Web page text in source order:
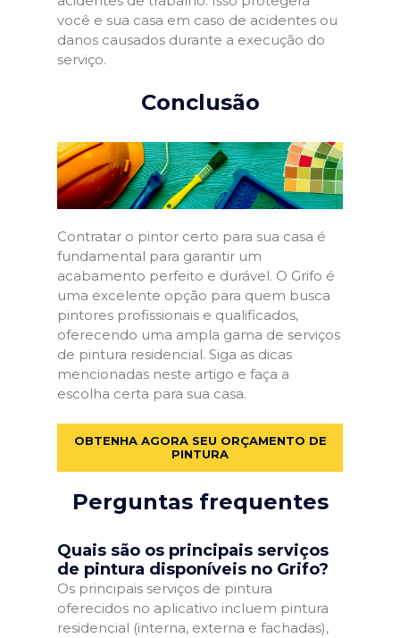
você e sua casa em caso de acidentes ou
danos causados durante a execução do
serviço.
Conclusão
Contratar o pintor certo para sua casa é
fundamental para garantir um
acabamento perfeito e durável. O Grifo é
uma excelente opção para quem busca
pintores profissionais e qualificados,
oferecendo uma ampla gama de serviços
de pintura residencial. Siga as dicas
mencionadas neste artigo e faça a
escolha certa para sua casa.
OBTENHA AGORA SEU ORÇAMENTO DE
PINTURA
Perguntas frequentes
Quais são os principais serviços
de pintura disponíveis no Grifo?
Os principais serviços de pintura
oferecidos no aplicativo incluem pintura
residencial (interna, externa e fachadas),